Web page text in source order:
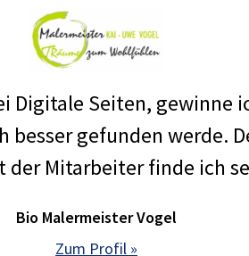
Digitale Seiten, gewinne
gefunden werde.
der Mitarbeiter finde ich
Bio Malermeister Vogel
Zum Profil »